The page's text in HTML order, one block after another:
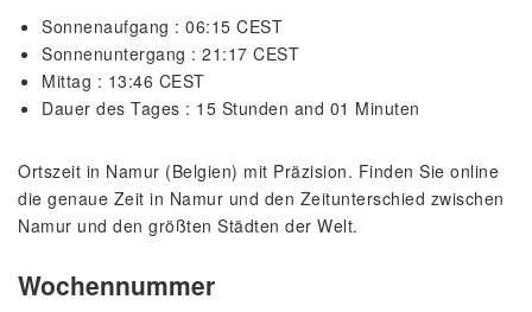
Sonnenaufgang : 06:15 CEST
Sonnenuntergang : 21:17 CEST
Mittag : 13:46 CEST
Dauer des Tages : 15 Stunden and 01 Minuten
Ortszeit in Namur (Belgien) mit Präzision. Finden Sie online
die genaue Zeit in Namur und den Zeitunterschied zwischen
Namur und den größten Städten der Welt.
Wochennummer